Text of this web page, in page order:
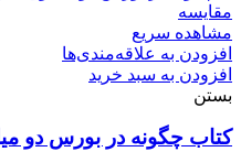
مقایسه
مشاهده سریع
افزودن به علاقه‌مندی‌ها
افزودن به سبد خرید
بستن
کتاب چگونه در بورس دو